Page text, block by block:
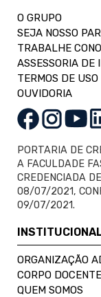
O GRUPO
SEJA NOSSO
TRABALHE
ASSESSORIA DE
TERMOS DE USO
OUVIDORIA
PORTARIA DE
A FACULDADE
CREDENCIADA
08/07/2021,
09/07/2021.
ORGANIZAÇÃO
CORPO DOCENTE
QUEM SOMOS